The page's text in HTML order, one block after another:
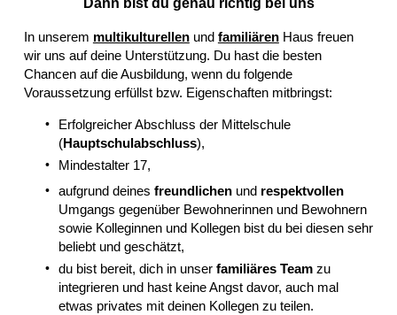
Dann bist du genau richtig bei uns
In unserem multikulturellenund familiärenHaus freuen
wir uns auf deine Unterstützung. Du hast die besten
Chancen auf die Ausbildung, wenn du folgende
Voraussetzung erfüllst bzw. Eigenschaften mitbringst:
Erfolgreicher Abschluss der Mittelschule
(Hauptschulabschluss),
Mindestalter 17,
aufgrund deines freundlichenund respektvollen
Umgangs gegenüber Bewohnerinnen und Bewohnern
sowie Kolleginnen und Kollegen bist du bei diesen sehr
beliebt und geschätzt,
du bist bereit, dich in unser familiäres Teamzu
integrieren und hast keine Angst davor, auch mal
etwas privates mit deinen Kollegen zu teilen.